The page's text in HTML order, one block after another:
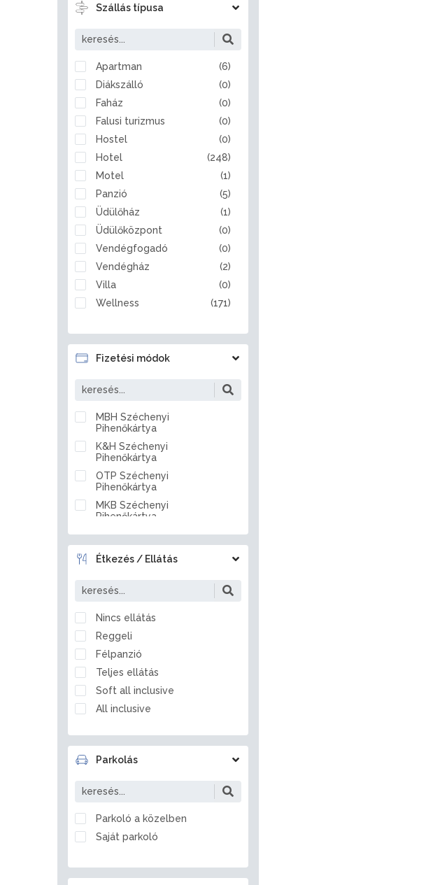
Ajka
Alcsútdoboz
Aldebrő
Algyő
Almamellék
Alsóberecki
Alsóbogát
Alsónémedi
Alsóörs
Apaj
Apostag
Ásotthalom
Aszód
Bábolna
Babót
Badacsonytördemic
Baja
Bakonszeg
Bakonya
Bakonybél
Bakonynána
Bakonyszentlászló
Balassagyarmat
Balatonakarattya
Balatonberény
Balatonboglár
Balatonederics
Balatonfenyves
Balatonfőkajár
Balatonföldvár
Balatonfüred
Balatonkenese
Balatonmagyaród
Balatonrendes
Balatonszabadi
Balatonszemes
Szállás típusa
Apartman
(6)
Diákszálló
(0)
Faház
(0)
Falusi turizmus
(0)
Hostel
(0)
Hotel
(248)
Motel
(1)
Panzió
(5)
Üdülőház
(1)
Üdülőközpont
(0)
Vendégfogadó
(0)
Vendégház
(2)
Villa
(0)
Wellness
(171)
Fizetési módok
MBH Széchenyi
Pihenőkártya
K&H Széchenyi
Pihenőkártya
OTP Széchenyi
Pihenőkártya
MKB Széchenyi
Pihenőkártya
Készpénz
Átutalás
Étkezés / Ellátás
Nincs ellátás
Reggeli
Félpanzió
Teljes ellátás
Soft all inclusive
All inclusive
Parkolás
Parkoló a közelben
Saját parkoló